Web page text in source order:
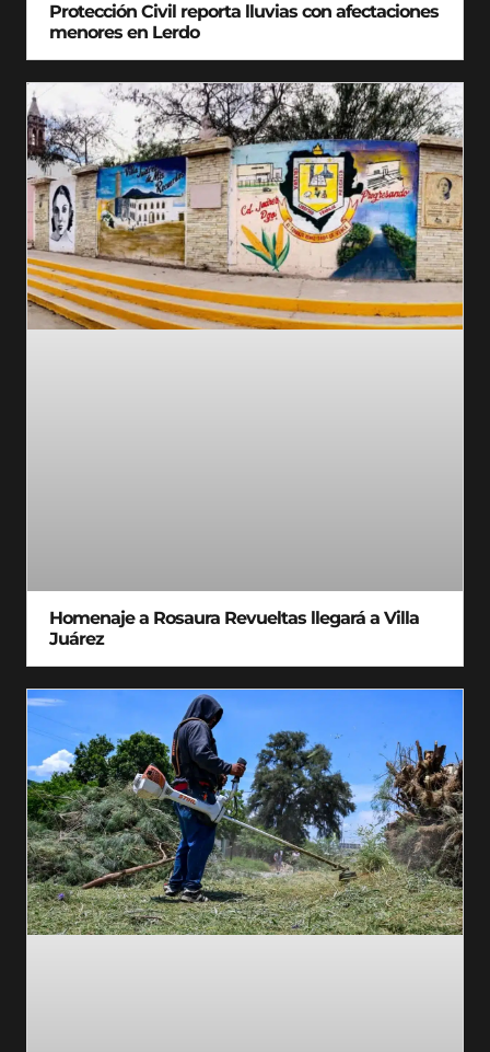
Protección Civil reporta lluvias con afectaciones
menores en Lerdo
Homenaje a Rosaura Revueltas llegará a Villa
Juárez